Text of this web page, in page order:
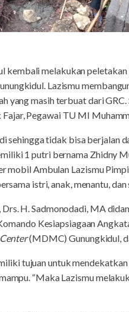
kembali melakukan
Lazismu
yang masih terbuat dari
Fajar, Pegawai TU MI
sehingga tidak bisa berjalan
1 putri bernama Zhidny
mobil Ambulan Lazismu
istri, anak, menantu, dan
H. Sadmonodadi, MA
Kesiapsiagaan
(MDMC) Gunungkidul,
tujuan untuk
“Maka Lazismu